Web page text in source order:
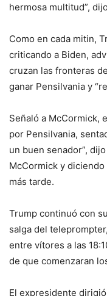
hermosa multitud”,
Como en cada mitin,
criticando a Biden,
cruzan las fronteras
ganar Pensilvania y
Señaló a McCormick,
por Pensilvania,
un buen senador”,
McCormick y
más tarde.
Trump continuó con
salga del
entre vítores a las
de que comenzaran
El expresidente